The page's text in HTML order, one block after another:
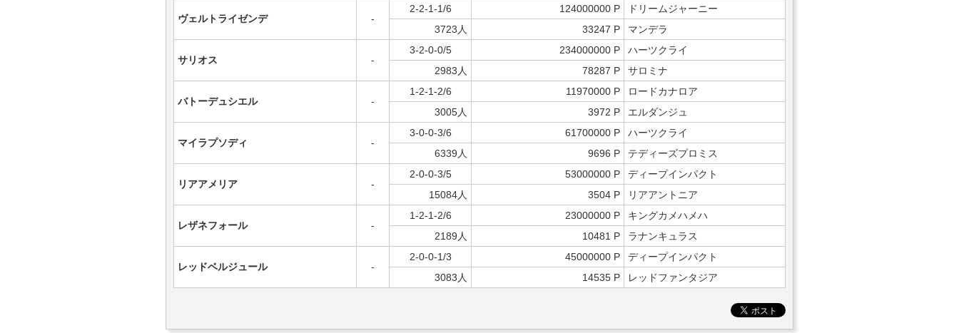
ヴェルトライゼンデ -
2-2-1-1/6 124000000 P
ドリームジャーニー
3723人
33247 P マンデラ
サリオス -
3-2-0-0/5 234000000 P
ハーツクライ
2983人
78287 P サロミナ
バトーデュシエル -
1-2-1-2/6 11970000 P
ロードカナロア
3005人
3972 P エルダンジュ
マイラプソディ -
3-0-0-3/6 61700000 P
ハーツクライ
6339人
9696 P テディーズプロミス
リアアメリア -
2-0-0-3/5 53000000 P
ディープインパクト
15084人
3504 P リアアントニア
レザネフォール -
1-2-1-2/6 23000000 P
キングカメハメハ
2189人
10481 P ラナンキュラス
レッドベルジュール -
2-0-0-1/3 45000000 P
ディープインパクト
3083人
14535 P レッドファンタジア